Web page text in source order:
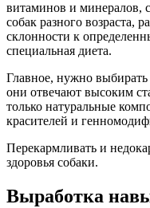
витаминов и минералов,
собак разного возраста,
склонности к
специальная диета.
Главное, нужно выбирать
они отвечают высоким
только натуральные
красителей и
Перекармливать и
здоровья собаки.
Выработка